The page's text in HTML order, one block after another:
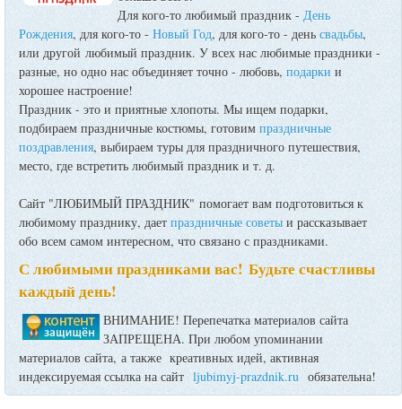
Для кого-то любимый праздник - День
Рождения, для кого-то -Новый Год, для кого-то - деньсвадьбы,
или другой любимый праздник. У всех нас любимые праздники -
разные, но одно нас объединяет точно - любовь,подаркии
хорошее настроение!
Праздник - это и приятные хлопоты. Мы ищем подарки,
подбираем праздничные костюмы, готовимпраздничные
поздравления, выбираем туры для праздничного путешествия,
место, где встретить любимый праздник и т. д.
Сайт "ЛЮБИМЫЙ ПРАЗДНИК" помогает вам подготовиться к
любимому празднику, даетпраздничные советы и рассказывает
обо всем самом интересном, что связано с праздниками.
С любимыми праздниками вас! Будьте счастливы
каждый день!
ВНИМАНИЕ! Перепечатка материалов сайта
ЗАПРЕЩЕНА. При любом упоминании
материалов сайта, а также креативных идей, активная
индексируемая ссылка на сайт ljubimyj-prazdnik.ru обязательна!